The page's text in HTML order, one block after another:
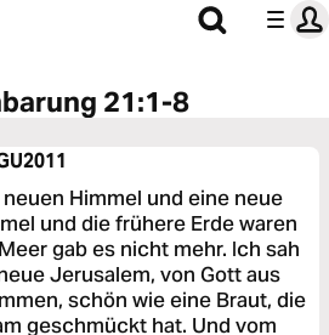
21:1-8
Himmel und eine neue
und die frühere Erde waren
gab es nicht mehr. Ich sah
Jerusalem, von Gott aus
schön wie eine Braut, die
geschmückt hat. Und vom